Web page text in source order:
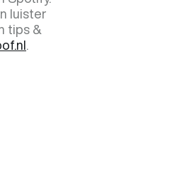
luister
tips &
.